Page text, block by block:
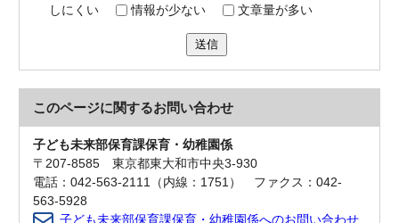
しにくい
情報が少ない 文章量が多い
送信
このページに関するお問い合わせ
子ども未来部保育課保育・幼稚園係
〒207-8585 東京都東大和市中央3-930
電話：042-563-2111（内線：1751） ファクス：042-
563-5928
子ども未来部保育課保育・幼稚園係へのお問い合わせ